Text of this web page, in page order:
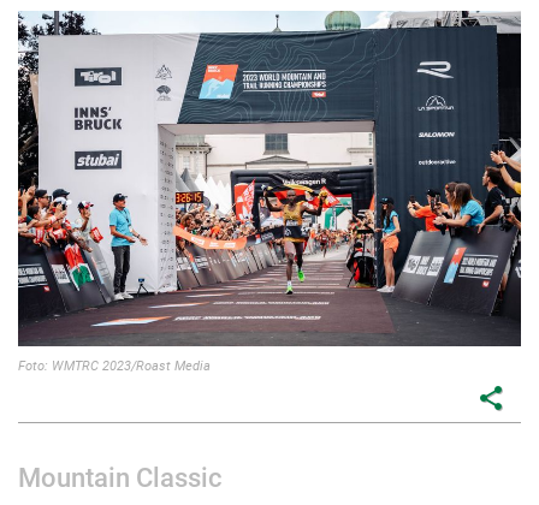
Foto: WMTRC 2023/Roast Media
share
Mountain Classic